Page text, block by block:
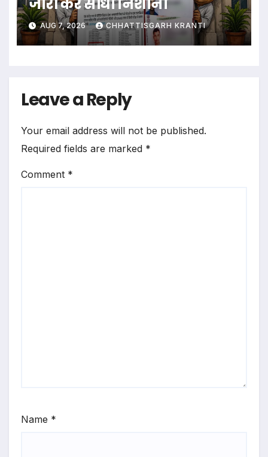
जारी कर साधा निशाना
AUG 7, 2026 CHHATTISGARH KRANTI
Leave a Reply
Your email address will not be published.
Required fields are marked *
Comment *
Name *